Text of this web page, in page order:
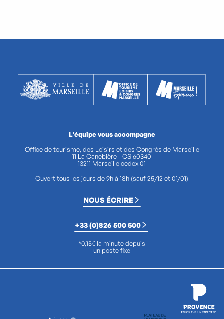
L'équipe vous accompagne
Office de tourisme, des Loisirs et des Congrès de Marseille
11 La Canebière - CS 60340
13211 Marseille cedex 01
Ouvert tous les jours de 9h à 18h (sauf 25/12 et 01/01)
NOUS ÉCRIRE
+33 (0)826 500 500
*0,15€ la minute depuis
un poste fixe